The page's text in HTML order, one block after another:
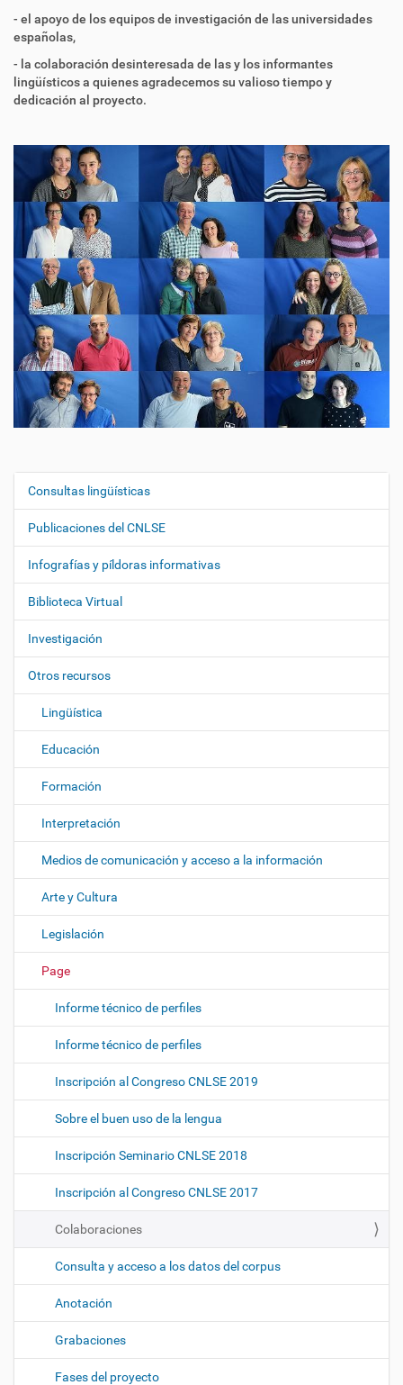
- el apoyo de los equipos de investigación de las universidades
españolas,
- la colaboración desinteresada de las y los informantes
lingüísticos a quienes agradecemos su valioso tiempo y
dedicación al proyecto.
N
e
g
a
c
i
ó
n
Consultas lingüísticas
Publicaciones del CNLSE
Infografías y píldoras informativas
Biblioteca Virtual
Investigación
Otros recursos
Lingüística
Educación
Formación
Interpretación
Medios de comunicación y acceso a la información
Arte y Cultura
Legislación
Page
Informe técnico de perfiles
Informe técnico de perfiles
Inscripción al Congreso CNLSE 2019
Sobre el buen uso de la lengua
Inscripción Seminario CNLSE 2018
Inscripción al Congreso CNLSE 2017
Colaboraciones
Consulta y acceso a los datos del corpus
Anotación
Grabaciones
Fases del proyecto